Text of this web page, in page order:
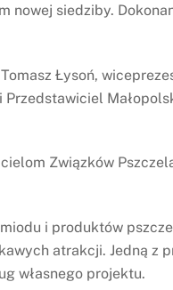
nowej siedziby.
Łysoń,
Związków
i produktów
atrakcji. Jedną z
własnego projektu.